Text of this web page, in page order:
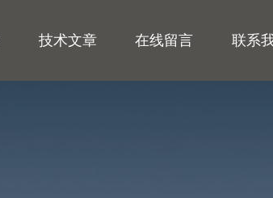
技术文章 在线留言 联系